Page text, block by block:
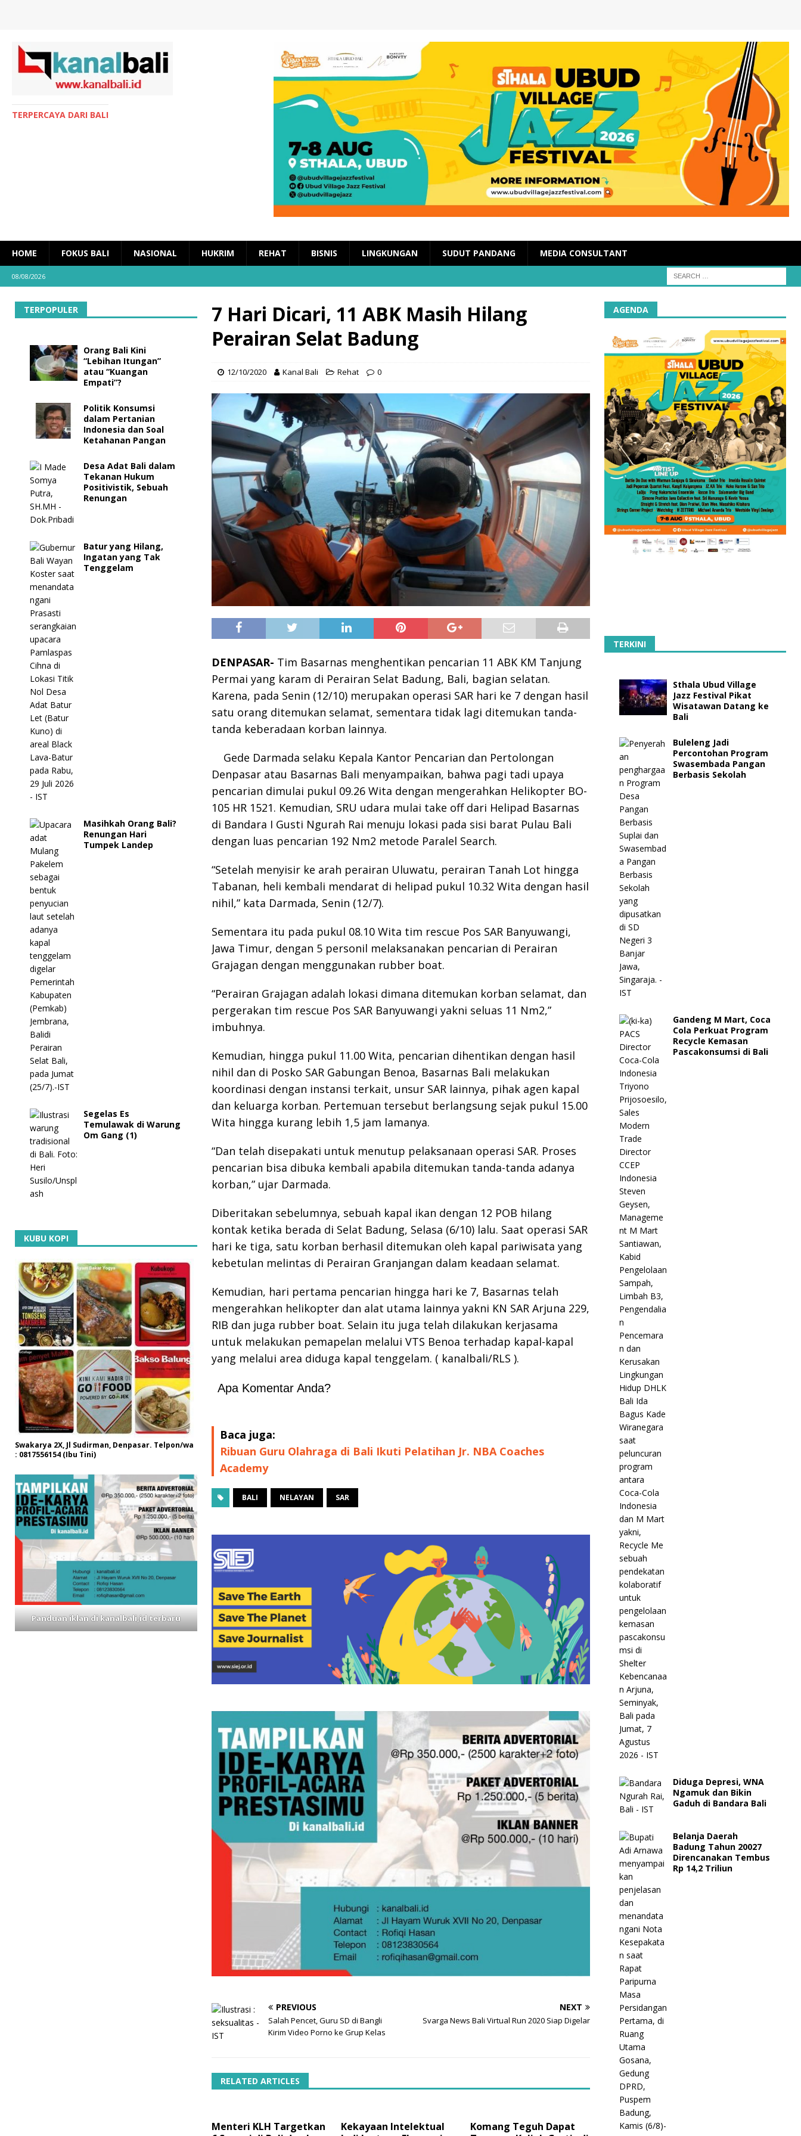
TERPERCAYA DARI BALI
HOME FOKUS BALI NASIONAL HUKRIM REHAT BISNIS LINGKUNGAN SUDUT PANDANG MEDIA CONSULTANT
08/08/2026
7 Hari Dicari, 11 ABK Masih Hilang
Perairan Selat Badung
12/10/2020 Kanal Bali Rehat 0
DENPASAR- Tim Basarnas menghentikan pencarian 11 ABK KM Tanjung
Permai yang karam di Perairan Selat Badung, Bali, bagian selatan.
Karena, pada Senin (12/10) merupakan operasi SAR hari ke 7 dengan hasil
satu orang ditemukan selamat, sementara tidak lagi ditemukan tanda-
tanda keberadaan korban lainnya.
Gede Darmada selaku Kepala Kantor Pencarian dan Pertolongan
Denpasar atau Basarnas Bali menyampaikan, bahwa pagi tadi upaya
pencarian dimulai pukul 09.26 Wita dengan mengerahkan Helikopter BO-
105 HR 1521. Kemudian, SRU udara mulai take off dari Helipad Basarnas
di Bandara I Gusti Ngurah Rai menuju lokasi pada sisi barat Pulau Bali
dengan luas pencarian 192 Nm2 metode Paralel Search.
“Setelah menyisir ke arah perairan Uluwatu, perairan Tanah Lot hingga
Tabanan, heli kembali mendarat di helipad pukul 10.32 Wita dengan hasil
nihil,” kata Darmada, Senin (12/7).
Sementara itu pada pukul 08.10 Wita tim rescue Pos SAR Banyuwangi,
Jawa Timur, dengan 5 personil melaksanakan pencarian di Perairan
Grajagan dengan menggunakan rubber boat.
“Perairan Grajagan adalah lokasi dimana ditemukan korban selamat, dan
pergerakan tim rescue Pos SAR Banyuwangi yakni seluas 11 Nm2,”
imbuhnya.
Kemudian, hingga pukul 11.00 Wita, pencarian dihentikan dengan hasil
nihil dan di Posko SAR Gabungan Benoa, Basarnas Bali melakukan
koordinasi dengan instansi terkait, unsur SAR lainnya, pihak agen kapal
dan keluarga korban. Pertemuan tersebut berlangsung sejak pukul 15.00
Wita hingga kurang lebih 1,5 jam lamanya.
“Dan telah disepakati untuk menutup pelaksanaan operasi SAR. Proses
pencarian bisa dibuka kembali apabila ditemukan tanda-tanda adanya
korban,” ujar Darmada.
Diberitakan sebelumnya, sebuah kapal ikan dengan 12 POB hilang
kontak ketika berada di Selat Badung, Selasa (6/10) lalu. Saat operasi SAR
hari ke tiga, satu korban berhasil ditemukan oleh kapal pariwisata yang
kebetulan melintas di Perairan Granjangan dalam keadaan selamat.
Kemudian, hari pertama pencarian hingga hari ke 7, Basarnas telah
mengerahkan helikopter dan alat utama lainnya yakni KN SAR Arjuna 229,
RIB dan juga rubber boat. Selain itu juga telah dilakukan kerjasama
untuk melakukan pemapelan melalui VTS Benoa terhadap kapal-kapal
yang melalui area diduga kapal tenggelam. ( kanalbali/RLS ).
Apa Komentar Anda?
Baca juga:
Ribuan Guru Olahraga di Bali Ikuti Pelatihan Jr. NBA Coaches
Academy
BALI NELAYAN SAR
PREVIOUS
Salah Pencet, Guru SD di Bangli
Kirim Video Porno ke Grup Kelas
NEXT
Svarga News Bali Virtual Run 2020 Siap Digelar
RELATED ARTICLES
Menteri KLH Targetkan
Kekayaan Intelektual
Komang Teguh Dapat
TERPOPULER
Orang Bali Kini
“Lebihan Itungan”
atau “Kuangan
Empati”?
Politik Konsumsi
dalam Pertanian
Indonesia dan Soal
Ketahanan Pangan
Desa Adat Bali dalam
Tekanan Hukum
Positivistik, Sebuah
Renungan
Batur yang Hilang,
Ingatan yang Tak
Tenggelam
Masihkah Orang Bali?
Renungan Hari
Tumpek Landep
Segelas Es
Temulawak di Warung
Om Gang (1)
KUBU KOPI
Swakarya 2X, Jl Sudirman, Denpasar. Telpon/wa
: 0817556154 (Ibu Tini)
Panduan iklan di kanalbali,id terbaru
AGENDA
TERKINI
Sthala Ubud Village
Jazz Festival Pikat
Wisatawan Datang ke
Bali
Buleleng Jadi
Percontohan Program
Swasembada Pangan
Berbasis Sekolah
Gandeng M Mart, Coca
Cola Perkuat Program
Recycle Kemasan
Pascakonsumsi di Bali
Diduga Depresi, WNA
Ngamuk dan Bikin
Gaduh di Bandara Bali
Belanja Daerah
Badung Tahun 20027
Direncanakan Tembus
Rp 14,2 Triliun